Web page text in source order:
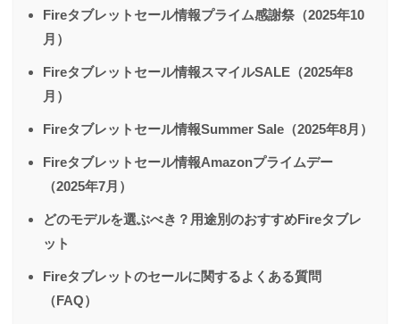
Fireタブレットセール情報プライム感謝祭（2025年10
月）
Fireタブレットセール情報スマイルSALE（2025年8
月）
Fireタブレットセール情報Summer Sale（2025年8月）
Fireタブレットセール情報Amazonプライムデー
（2025年7月）
どのモデルを選ぶべき？用途別のおすすめFireタブレ
ット
Fireタブレットのセールに関するよくある質問
（FAQ）